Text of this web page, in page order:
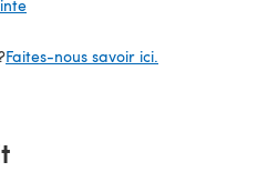
Faites-nous savoir ici.